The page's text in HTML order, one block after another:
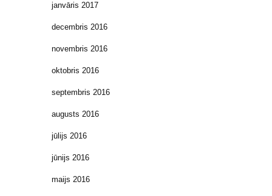
janvāris 2017
decembris 2016
novembris 2016
oktobris 2016
septembris 2016
augusts 2016
jūlijs 2016
jūnijs 2016
maijs 2016